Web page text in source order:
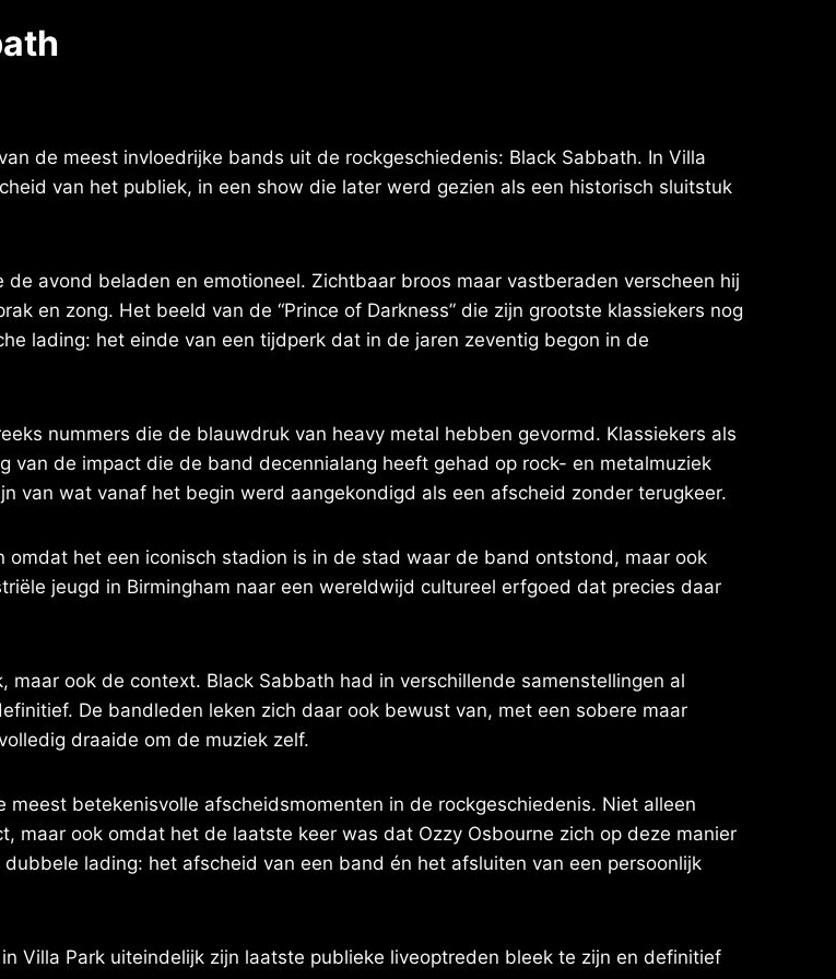
de meest invloedrijke bands uit de rockgeschiedenis: Black Sabbath. In Villa
van het publiek, in een show die later werd gezien als een historisch sluitstuk
avond beladen en emotioneel. Zichtbaar broos maar vastberaden verscheen hij
en zong. Het beeld van de “Prince of Darkness” die zijn grootste klassiekers nog
lading: het einde van een tijdperk dat in de jaren zeventig begon in de
nummers die de blauwdruk van heavy metal hebben gevormd. Klassiekers als
van de impact die de band decennialang heeft gehad op rock- en metalmuziek
van wat vanaf het begin werd aangekondigd als een afscheid zonder terugkeer.
het een iconisch stadion is in de stad waar de band ontstond, maar ook
jeugd in Birmingham naar een wereldwijd cultureel erfgoed dat precies daar
ook de context. Black Sabbath had in verschillende samenstellingen al
De bandleden leken zich daar ook bewust van, met een sobere maar
draaide om de muziek zelf.
betekenisvolle afscheidsmomenten in de rockgeschiedenis. Niet alleen
maar ook omdat het de laatste keer was dat Ozzy Osbourne zich op deze manier
lading: het afscheid van een band én het afsluiten van een persoonlijk
Villa Park uiteindelijk zijn laatste publieke liveoptreden bleek te zijn en definitief